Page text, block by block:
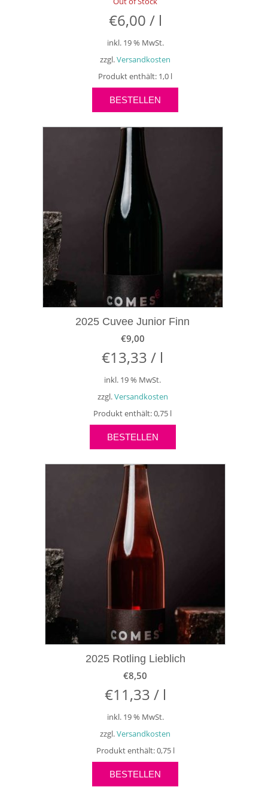
€6,00 / l
inkl. 19 % MwSt.
zzgl.Versandkosten
Produkt enthält: 1,0 l
BESTELLEN
2025 Cuvee Junior Finn
€9,00
€13,33 / l
inkl. 19 % MwSt.
zzgl.Versandkosten
Produkt enthält: 0,75 l
BESTELLEN
2025 Rotling Lieblich
€8,50
€11,33 / l
inkl. 19 % MwSt.
zzgl.Versandkosten
Produkt enthält: 0,75 l
BESTELLEN